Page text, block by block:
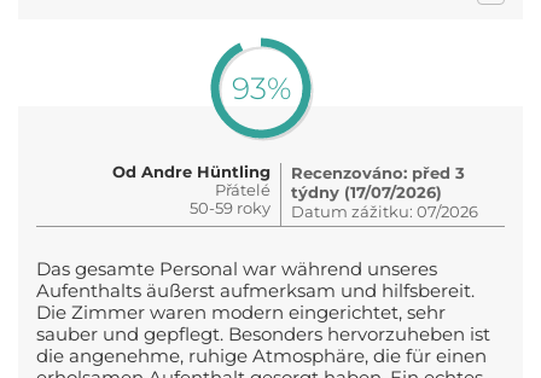
93%
Od Andre Hüntling
Přátelé
50-59 roky
Recenzováno: před 3
týdny (17/07/2026)
Datum zážitku: 07/2026
Das gesamte Personal war während unseres
Aufenthalts äußerst aufmerksam und hilfsbereit.
Die Zimmer waren modern eingerichtet, sehr
sauber und gepflegt. Besonders hervorzuheben ist
die angenehme, ruhige Atmosphäre, die für einen